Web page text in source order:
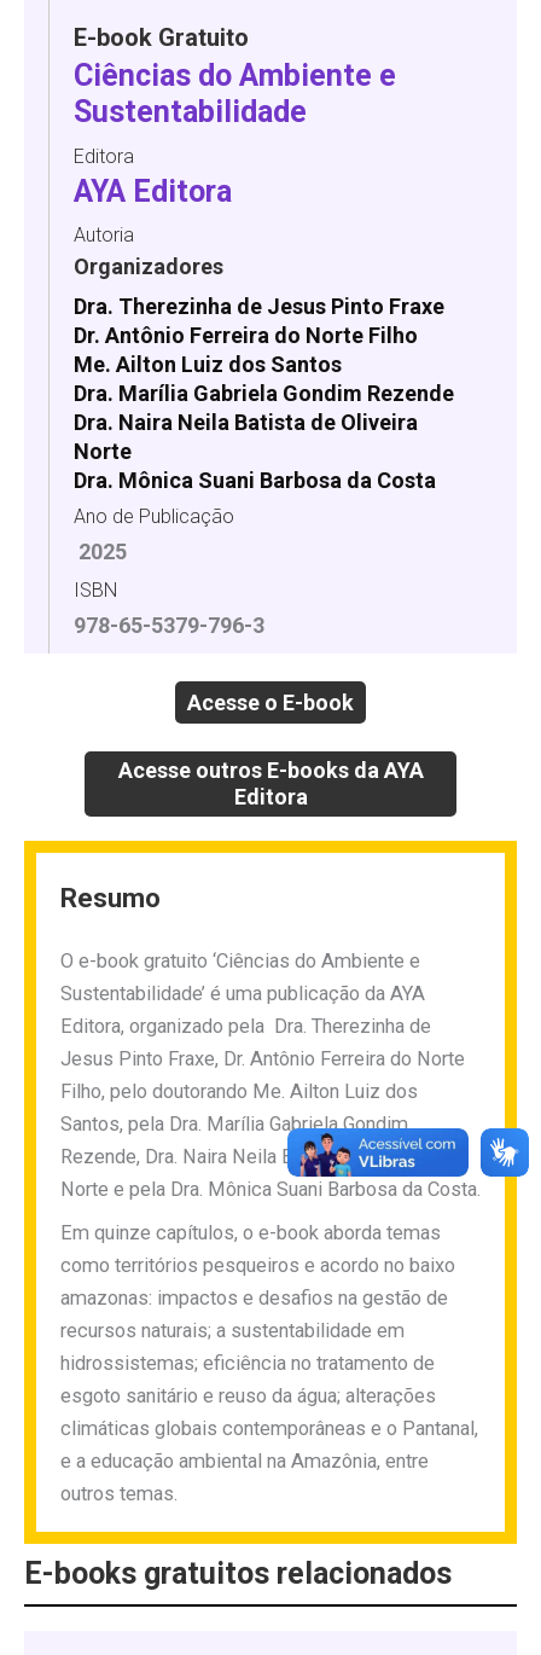
E-book Gratuito
Ciências do Ambiente e
Sustentabilidade
Editora
AYA Editora
Autoria
Organizadores
Dra. Therezinha de Jesus Pinto Fraxe
Dr. Antônio Ferreira do Norte Filho
Me. Ailton Luiz dos Santos
Dra. Marília Gabriela Gondim Rezende
Dra. Naira Neila Batista de Oliveira
Norte
Dra. Mônica Suani Barbosa da Costa
Ano de Publicação
2025
ISBN
978-65-5379-796-3
Acesse o E-book
Acesse outros E-books da AYA
Editora
Resumo
O e-book gratuito ‘Ciências do Ambiente e
Sustentabilidade’ é uma publicação da AYA
Editora, organizado pela Dra. Therezinha de
Jesus Pinto Fraxe, Dr. Antônio Ferreira do Norte
Filho, pelo doutorando Me. Ailton Luiz dos
Santos, pela Dra. Marília Gabriela Gondim
Rezende, Dra. Naira Neila Batista de Oliveira
Norte e pela Dra. Mônica Suani Barbosa da Costa.
Em quinze capítulos, o e-book aborda temas
como territórios pesqueiros e acordo no baixo
amazonas: impactos e desafios na gestão de
recursos naturais; a sustentabilidade em
hidrossistemas; eficiência no tratamento de
esgoto sanitário e reuso da água; alterações
climáticas globais contemporâneas e o Pantanal,
e a educação ambiental na Amazônia, entre
outros temas.
E-books gratuitos relacionados